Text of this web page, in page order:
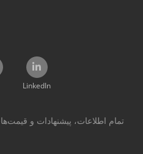
LinkedIn
تمام اطلاعات، پیشنهادات و